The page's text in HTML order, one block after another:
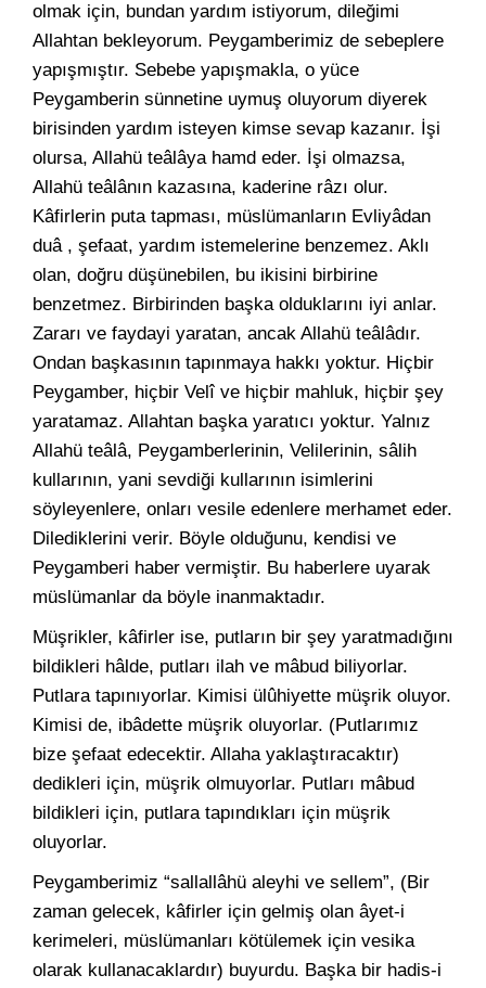
olmak için, bundan yardım istiyorum, dileğimi
Allahtan bekleyorum. Peygamberimiz de sebeplere
yapışmıştır. Sebebe yapışmakla, o yüce
Peygamberin sünnetine uymuş oluyorum diyerek
birisinden yardım isteyen kimse sevap kazanır. İşi
olursa, Allahü teâlâya hamd eder. İşi olmazsa,
Allahü teâlânın kazasına, kaderine râzı olur.
Kâfirlerin puta tapması, müslümanların Evliyâdan
duâ , şefaat, yardım istemelerine benzemez. Aklı
olan, doğru düşünebilen, bu ikisini birbirine
benzetmez. Birbirinden başka olduklarını iyi anlar.
Zararı ve faydayi yaratan, ancak Allahü teâlâdır.
Ondan başkasının tapınmaya hakkı yoktur. Hiçbir
Peygamber, hiçbir Velî ve hiçbir mahluk, hiçbir şey
yaratamaz. Allahtan başka yaratıcı yoktur. Yalnız
Allahü teâlâ, Peygamberlerinin, Velilerinin, sâlih
kullarının, yani sevdiği kullarının isimlerini
söyleyenlere, onları vesile edenlere merhamet eder.
Dilediklerini verir. Böyle olduğunu, kendisi ve
Peygamberi haber vermiştir. Bu haberlere uyarak
müslümanlar da böyle inanmaktadır.
Müşrikler, kâfirler ise, putların bir şey yaratmadığını
bildikleri hâlde, putları ilah ve mâbud biliyorlar.
Putlara tapınıyorlar. Kimisi ülûhiyette müşrik oluyor.
Kimisi de, ibâdette müşrik oluyorlar. (Putlarımız
bize şefaat edecektir. Allaha yaklaştıracaktır)
dedikleri için, müşrik olmuyorlar. Putları mâbud
bildikleri için, putlara tapındıkları için müşrik
oluyorlar.
Peygamberimiz “sallallâhü aleyhi ve sellem”, (Bir
zaman gelecek, kâfirler için gelmiş olan âyet-i
kerimeleri, müslümanları kötülemek için vesika
olarak kullanacaklardır) buyurdu. Başka bir hadis-i